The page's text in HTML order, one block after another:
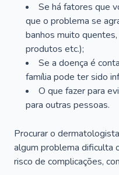
Se há fatores que
que o problema se
banhos muito
produtos etc.);
Se a doença é
família pode ter sido
O que fazer para
para outras pessoas.
Procurar o
algum problema dificulta
risco de complicações,